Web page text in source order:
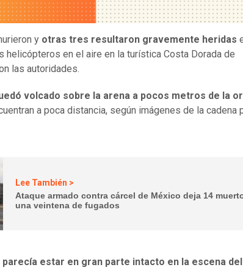
y otras tres resultaron gravemente heridas
helicópteros en el aire en la turística Costa Dorada de
las autoridades.
volcado sobre la arena a pocos metros de la
a poca distancia, según imágenes de la cadena
Lee También >
Ataque armado contra cárcel de México deja 14
una veintena de fugados
parecía estar en gran parte intacto en la escena del